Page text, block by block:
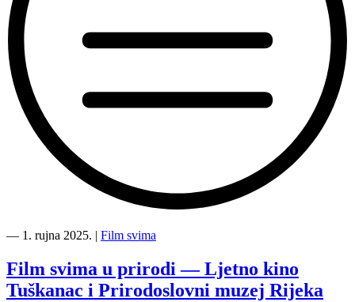
u
inkluzivnoj
Film
― 1. rujna 2025. | Film svima
Film svima u prirodi — Ljetno kino
Tuškanac i Prirodoslovni muzej Rijeka